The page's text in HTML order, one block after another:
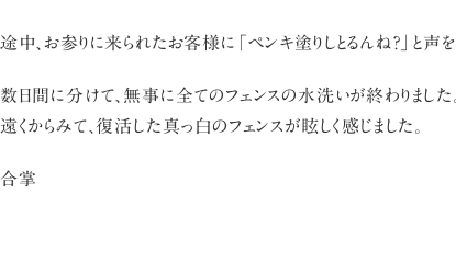
途中、お参りに来られたお客様に「ペンキ塗りしとるんね？」と声を
数日間に分けて、無事に全てのフェンスの水洗いが終わりました。
遠くからみて、復活した真っ白のフェンスが眩しく感じました。
合掌